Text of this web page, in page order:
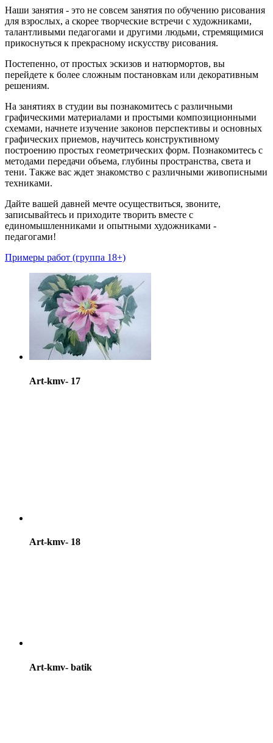
Наши занятия - это не совсем занятия по обучению рисования
для взрослых, а скорее творческие встречи с художниками,
талантливыми педагогами и другими людьми, стремящимися
прикоснуться к прекрасному искусству рисования.
Постепенно, от простых эскизов и натюрмортов, вы
перейдете к более сложным постановкам или декоративным
решениям.
На занятиях в студии вы познакомитесь с различными
графическими материалами и простыми композиционными
схемами, начнете изучение законов перспективы и основных
графических приемов, научитесь конструктивному
построению простых геометрических форм. Познакомитесь с
методами передачи объема, глубины пространства, света и
тени. Также вас ждет знакомство с различными живописными
техниками.
Дайте вашей давней мечте осуществиться, звоните,
записывайтесь и приходите творить вместе с
единомышленниками и опытными художниками -
педагогами!
Примеры работ (группа 18+)
Art-kmv- 17
Art-kmv- 18
Art-kmv- batik